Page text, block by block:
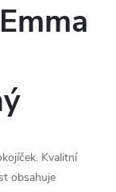
Kvalitní
obsahuje